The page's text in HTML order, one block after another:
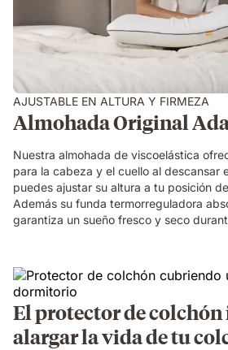
de
una
cama
AJUSTABLE EN ALTURA Y FIRMEZA
Almohada Original
Nuestra almohada de viscoelástica
para la cabeza y el cuello al descansar
puedes ajustar su altura a tu posición
Además su funda termorreguladora
garantiza un sueño fresco y seco
El protector de colchón
alargar la vida de tu